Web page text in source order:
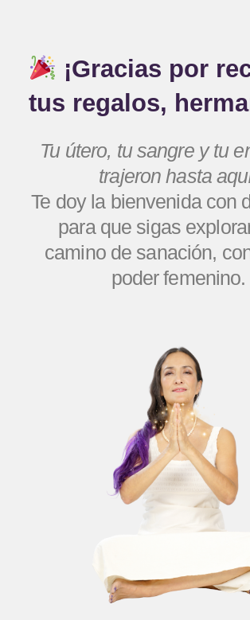
¡Gracias por
tus regalos,
Tu útero, tu sangre y tu
trajeron hasta
Te doy la bienvenida con
para que sigas
camino de sanación,
poder femenino.